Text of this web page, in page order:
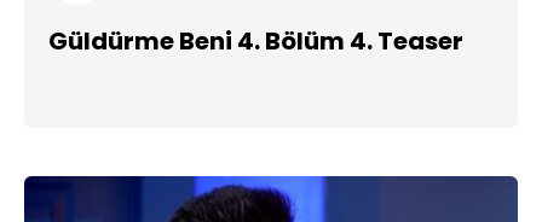
Güldürme Beni 4. Bölüm 4. Teaser